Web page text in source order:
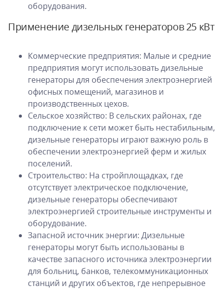
оборудования.
Применение дизельных генераторов 25 кВт
Коммерческие предприятия: Малые и средние
предприятия могут использовать дизельные
генераторы для обеспечения электроэнергией
офисных помещений, магазинов и
производственных цехов.
Сельское хозяйство: В сельских районах, где
подключение к сети может быть нестабильным,
дизельные генераторы играют важную роль в
обеспечении электроэнергией ферм и жилых
поселений.
Строительство: На стройплощадках, где
отсутствует электрическое подключение,
дизельные генераторы обеспечивают
электроэнергией строительные инструменты и
оборудование.
Запасной источник энергии: Дизельные
генераторы могут быть использованы в
качестве запасного источника электроэнергии
для больниц, банков, телекоммуникационных
станций и других объектов, где непрерывное